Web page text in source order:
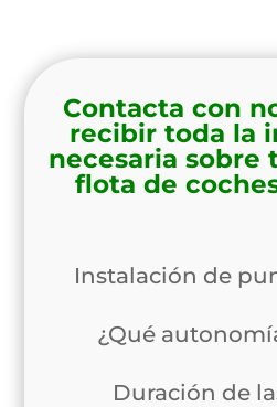
Contacta con
recibir toda la
necesaria sobre
flota de
Instalación de
¿Qué
Duración de